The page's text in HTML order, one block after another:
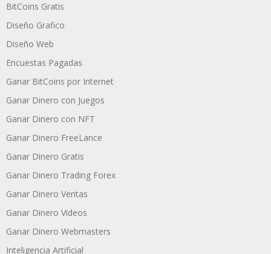
BitCoins Gratis
Diseño Grafico
Diseño Web
Encuestas Pagadas
Ganar BitCoins por Internet
Ganar Dinero con Juegos
Ganar Dinero con NFT
Ganar Dinero FreeLance
Ganar Dinero Gratis
Ganar Dinero Trading Forex
Ganar Dinero Ventas
Ganar Dinero Videos
Ganar Dinero Webmasters
Inteligencia Artificial